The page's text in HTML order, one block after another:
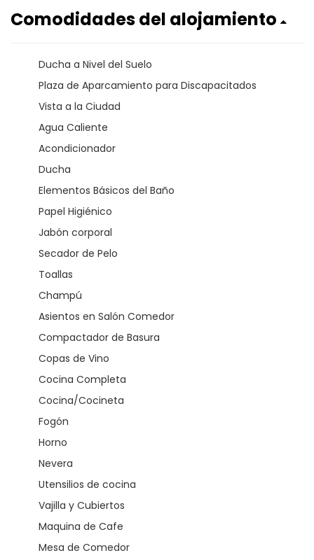
Comodidades del alojamiento
Ducha a Nivel del Suelo
Plaza de Aparcamiento para Discapacitados
Vista a la Ciudad
Agua Caliente
Acondicionador
Ducha
Elementos Básicos del Baño
Papel Higiénico
Jabón corporal
Secador de Pelo
Toallas
Champú
Asientos en Salón Comedor
Compactador de Basura
Copas de Vino
Cocina Completa
Cocina/Cocineta
Fogón
Horno
Nevera
Utensilios de cocina
Vajilla y Cubiertos
Maquina de Cafe
Mesa de Comedor